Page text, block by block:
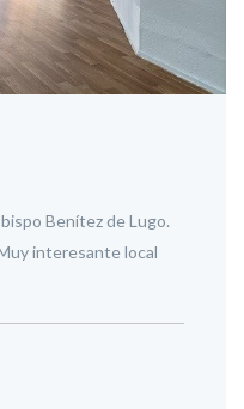
Benítez de Lugo.
interesante local